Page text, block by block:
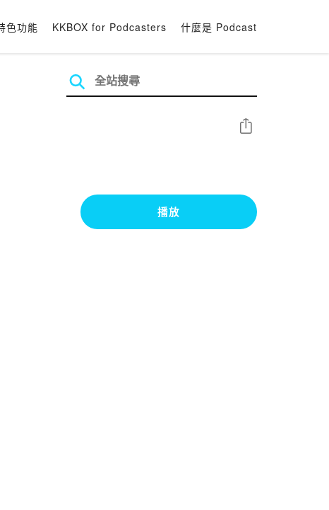
色功能 KKBOX for Podcasters 什麼是 Podcast
分享
播放